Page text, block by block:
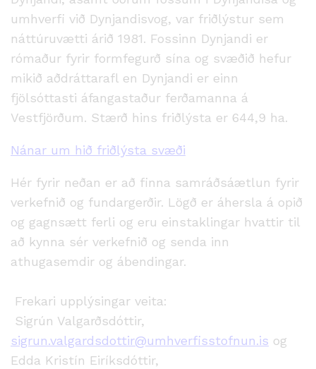
umhverfi við Dynjandisvog, var friðlýstur sem
náttúruvætti árið 1981. Fossinn Dynjandi er
rómaður fyrir formfegurð sína og svæðið hefur
mikið aðdráttarafl en Dynjandi er einn
fjölsóttasti áfangastaður ferðamanna á
Vestfjörðum. Stærð hins friðlýsta er 644,9 ha.
Nánar um hið friðlýsta svæði
Hér fyrir neðan er að finna samráðsáætlun fyrir
verkefnið og fundargerðir. Lögð er áhersla á opið
og gagnsætt ferli og eru einstaklingar hvattir til
að kynna sér verkefnið og senda inn
athugasemdir og ábendingar.
Frekari upplýsingar veita:
Sigrún Valgarðsdóttir,
sigrun.valgardsdottir@umhverfisstofnun.is og
Edda Kristín Eiríksdóttir,